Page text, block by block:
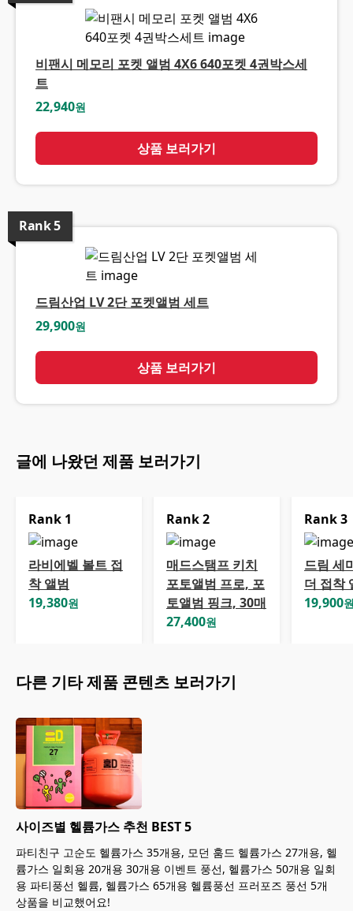
비팬시 메모리 포켓 앨범 4X6 640포켓 4권박스세
트
22,940원
상품 보러가기
Rank5
드림산업 LV 2단 포켓앨범 세트
29,900원
상품 보러가기
글에 나왔던 제품 보러가기
Rank 1
라비에벨 볼트 접
착 앨범
19,380원
Rank2
매드스탬프 키치
포토앨범 프로, 포
토앨범 핑크, 30매
27,400원
Rank3
드림 세
더 접착
19,900
다른 기타제품 콘텐츠 보러가기
사이즈별 헬륨가스 추천 BEST 5
파티친구 고순도 헬륨가스 35개용, 모던 훔드 헬륨가스 27개용, 헬
륨가스 일회용 20개용 30개용 이벤트 풍선, 헬륨가스 50개용 일회
용 파티풍선 헬륨, 헬륨가스 65개용 헬륨풍선 프러포즈 풍선 5개
상품을 비교했어요!